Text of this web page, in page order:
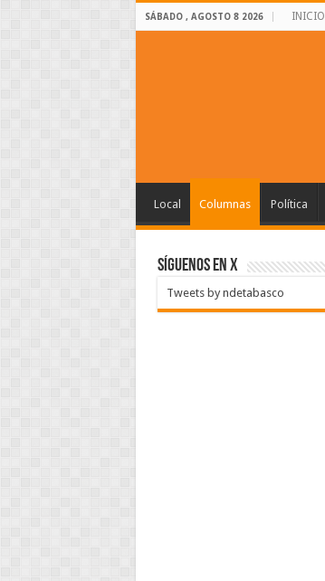
SÁBADO , AGOSTO 8 2026 INICIO
Local Columnas Política
SÍGUENOS EN X
Tweets by ndetabasco